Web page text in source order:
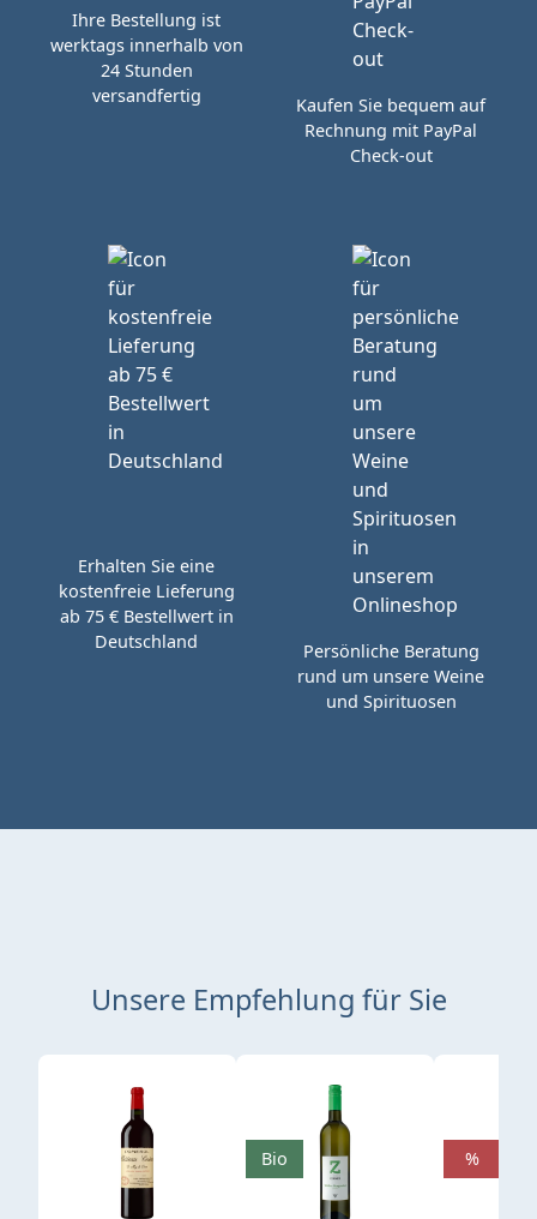
Ihre Bestellung ist
werktags innerhalb von
24 Stunden
versandfertig
Kaufen Sie bequem auf
Rechnung mit PayPal
Check-out
Erhalten Sie eine
kostenfreie Lieferung
ab 75 € Bestellwert in
Deutschland
Persönliche Beratung
rund um unsere Weine
und Spirituosen
Unsere Empfehlung für Sie
Produktgalerie überspringen
Bio %